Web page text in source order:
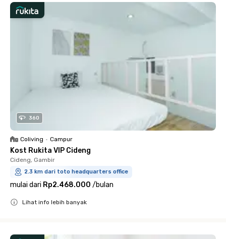
360
Coliving • Campur
Kost Rukita VIP Cideng
Cideng, Gambir
2.3 km dari toto headquarters office
mulai dari Rp2.468.000 /bulan
Lihat info lebih banyak